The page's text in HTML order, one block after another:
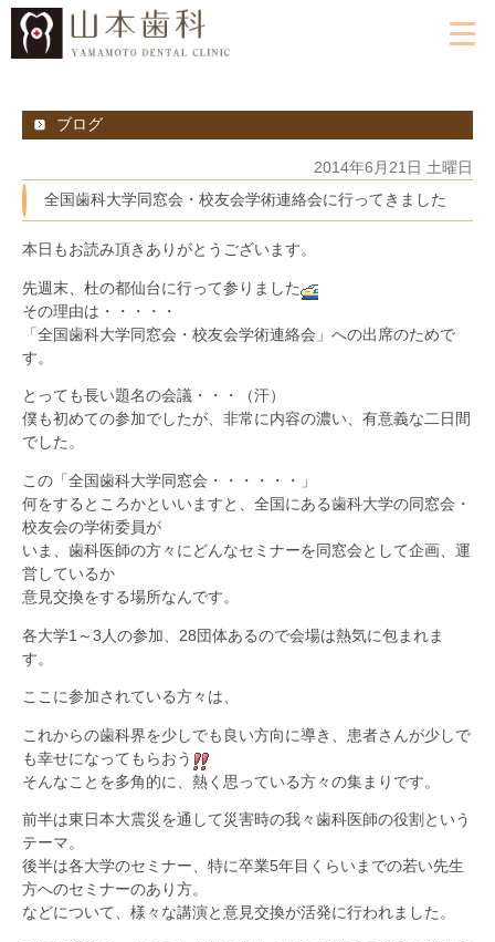
ブログ
2014年6月21日 土曜日
全国歯科大学同窓会・校友会学術連絡会に行ってきました
本日もお読み頂きありがとうございます。
先週末、杜の都仙台に行って参りました
その理由は・・・・・
「全国歯科大学同窓会・校友会学術連絡会」への出席のためで
す。
とっても長い題名の会議・・・（汗）
僕も初めての参加でしたが、非常に内容の濃い、有意義な二日間
でした。
この「全国歯科大学同窓会・・・・・・」
何をするところかといいますと、全国にある歯科大学の同窓会・
校友会の学術委員が
いま、歯科医師の方々にどんなセミナーを同窓会として企画、運
営しているか
意見交換をする場所なんです。
各大学1～3人の参加、28団体あるので会場は熱気に包まれま
す。
ここに参加されている方々は、
これからの歯科界を少しでも良い方向に導き、患者さんが少しで
も幸せになってもらおう
そんなことを多角的に、熱く思っている方々の集まりです。
前半は東日本大震災を通して災害時の我々歯科医師の役割という
テーマ。
後半は各大学のセミナー、特に卒業5年目くらいまでの若い先生
方へのセミナーのあり方。
などについて、様々な講演と意見交換が活発に行われました。